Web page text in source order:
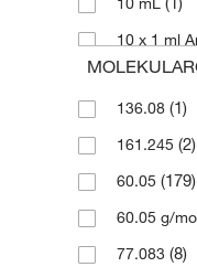
10 x 1 ml
1000 L(1)
1000 l(2)
100g(2)
100 ml(10)
10 kg (1)
10 l(1)
136.08 (1)
161.245 (2)
60.05 (179)
60.05 g/
77.083 (8)